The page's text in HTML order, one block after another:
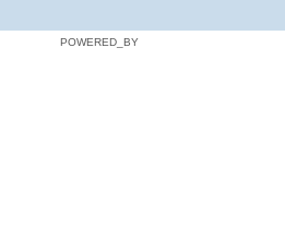
POWERED_BY